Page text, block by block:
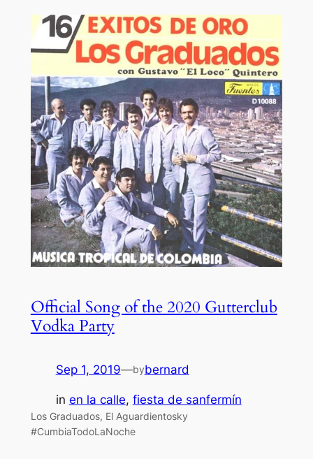
Official Song of the 2020 Gutterclub
Vodka Party
Sep 1, 2019—bybernard
in en la calle, fiesta de sanfermín
Los Graduados, El Aguardientosky
#CumbiaTodoLaNoche